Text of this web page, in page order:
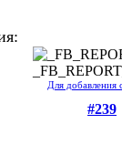
Для добавления
#239